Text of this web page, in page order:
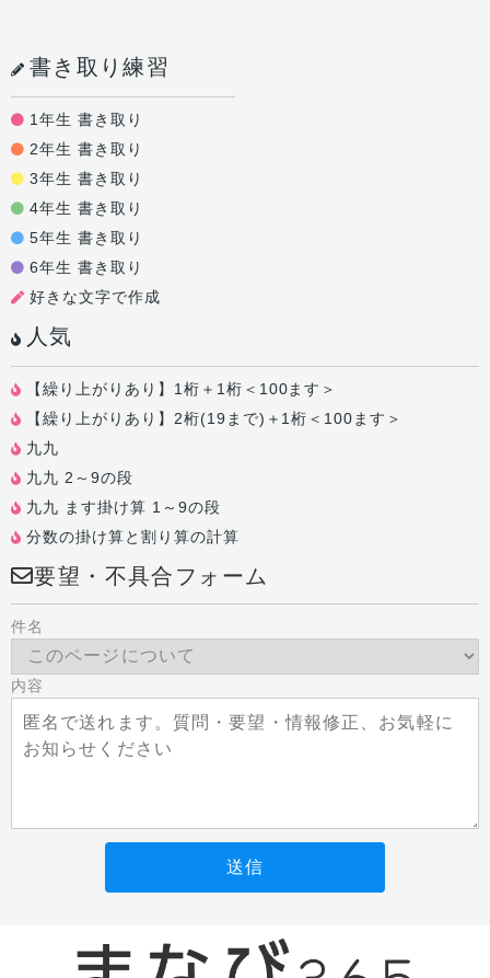
書き取り練習
1年生 書き取り
2年生 書き取り
3年生 書き取り
4年生 書き取り
5年生 書き取り
6年生 書き取り
好きな文字で作成
人気
【繰り上がりあり】1桁＋1桁＜100ます＞
【繰り上がりあり】2桁(19まで)＋1桁＜100ます＞
九九
九九 2～9の段
九九 ます掛け算 1～9の段
分数の掛け算と割り算の計算
要望・不具合フォーム
件名
内容
送信